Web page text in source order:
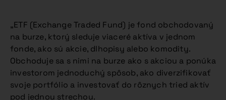
„ETF (Exchange Traded Fund) je fond obchodovaný
na burze, ktorý sleduje viaceré aktíva v jednom
fonde, ako sú akcie, dlhopisy alebo komodity.
Obchoduje sa s nimi na burze ako s akciou a ponúka
investorom jednoduchý spôsob, ako diverzifikovať
svoje portfólio a investovať do rôznych tried aktív
pod jednou strechou.